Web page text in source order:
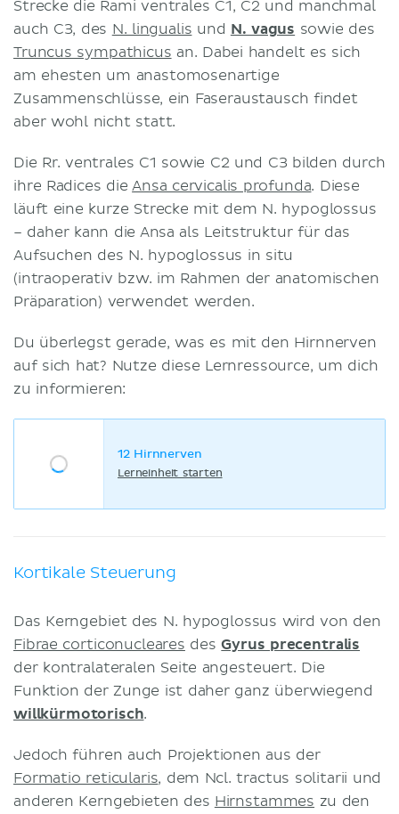
Strecke die Rami ventrales C1, C2 und manchmal
auch C3, des N. lingualis und N. vagus sowie des
Truncus sympathicus an. Dabei handelt es sich
am ehesten um anastomosenartige
Zusammenschlüsse, ein Faseraustausch findet
aber wohl nicht statt.
Die Rr. ventrales C1 sowie C2 und C3 bilden durch
ihre Radices dieAnsa cervicalis profunda. Diese
läuft eine kurze Strecke mit dem N. hypoglossus
– daher kann die Ansa als Leitstruktur für das
Aufsuchen des N. hypoglossus in situ
(intraoperativ bzw. im Rahmen der anatomischen
Präparation) verwendet werden.
Du überlegst gerade, was es mit den Hirnnerven
auf sich hat? Nutze diese Lernressource, um dich
zu informieren:
12 Hirnnerven
Lerneinheit starten
Kortikale Steuerung
Das Kerngebiet des N. hypoglossus wird von den
Fibrae corticonucleares desGyrus precentralis
der kontralateralen Seite angesteuert. Die
Funktion der Zunge ist daher ganz überwiegend
willkürmotorisch.
Jedoch führen auch Projektionen aus der
Formatio reticularis, dem Ncl. tractus solitarii und
anderen Kerngebieten des Hirnstammes zu den